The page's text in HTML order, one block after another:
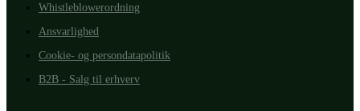
Whistleblowerordning
Ansvarlighed
Cookie- og persondatapolitik
B2B - Salg til erhverv